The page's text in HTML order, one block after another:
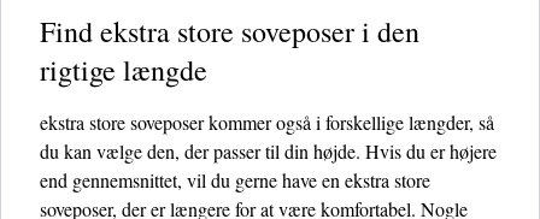
Find ekstra store soveposer i den
rigtige længde
ekstra store soveposer kommer også i forskellige længder, så
du kan vælge den, der passer til din højde. Hvis du er højere
end gennemsnittet, vil du gerne have en ekstra store
soveposer, der er længere for at være komfortabel. Nogle